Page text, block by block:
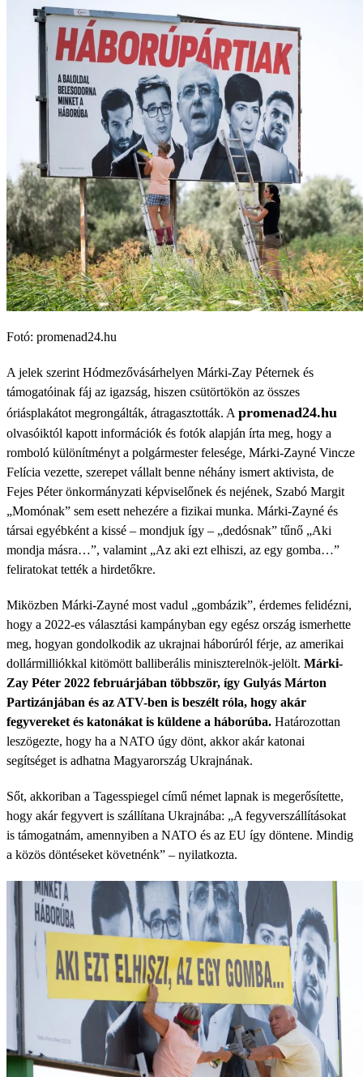
Fotó: promenad24.hu
A jelek szerint Hódmezővásárhelyen Márki-Zay Péternek és
támogatóinak fáj az igazság, hiszen csütörtökön az összes
óriásplakátot megrongálták, átragasztották. A promenad24.hu
olvasóiktól kapott információk és fotók alapján írta meg, hogy a
romboló különítményt a polgármester felesége, Márki-Zayné Vincze
Felícia vezette, szerepet vállalt benne néhány ismert aktivista, de
Fejes Péter önkormányzati képviselőnek és nejének, Szabó Margit
„Momónak” sem esett nehezére a fizikai munka. Márki-Zayné és
társai egyébként a kissé – mondjuk így – „dedósnak” tűnő „Aki
mondja másra…”, valamint „Az aki ezt elhiszi, az egy gomba…”
feliratokat tették a hirdetőkre.
Miközben Márki-Zayné most vadul „gombázik”, érdemes felidézni,
hogy a 2022-es választási kampányban egy egész ország ismerhette
meg, hogyan gondolkodik az ukrajnai háborúról férje, az amerikai
dollármilliókkal kitömött balliberális miniszterelnök-jelölt. Márki-
Zay Péter 2022 februárjában többször, így Gulyás Márton
Partizánjában és az ATV-ben is beszélt róla, hogy akár
fegyvereket és katonákat is küldene a háborúba. Határozottan
leszögezte, hogy ha a NATO úgy dönt, akkor akár katonai
segítséget is adhatna Magyarország Ukrajnának.
Sőt, akkoriban a Tagesspiegel című német lapnak is megerősítette,
hogy akár fegyvert is szállítana Ukrajnába: „A fegyverszállításokat
is támogatnám, amennyiben a NATO és az EU így döntene. Mindig
a közös döntéseket követnénk” – nyilatkozta.